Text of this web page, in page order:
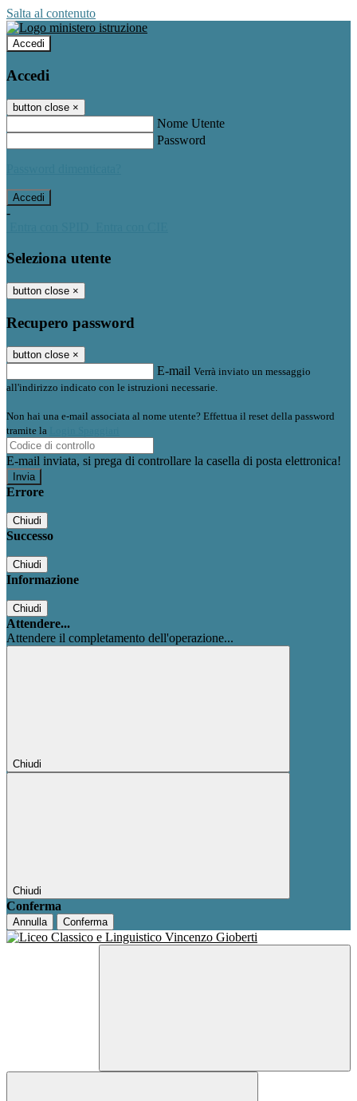
Salta al contenuto
Accedi
Accedi
button close ×
Nome Utente
Password
-
Seleziona utente
button close ×
Recupero password
button close ×
E-mail Verrà inviato un messaggio
all'indirizzo indicato con le istruzioni necessarie.
Non hai una e-mail associata al nome utente? Effettua il reset della password
tramite la
E-mail inviata, si prega di controllare la casella di posta elettronica!
Errore
Chiudi
Successo
Chiudi
Informazione
Chiudi
Attendere...
Attendere il completamento dell'operazione...
Chiudi
Chiudi
Conferma
Annulla Conferma